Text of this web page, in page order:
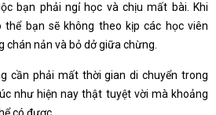
bạn phải ngỉ học và chịu mất bài. Khi
thể bạn sẽ không theo kịp các học viên
chán nản và bỏ dở giữa chừng.
cần phải mất thời gian di chuyển trong
như hiện nay thật tuyệt vời mà khoảng